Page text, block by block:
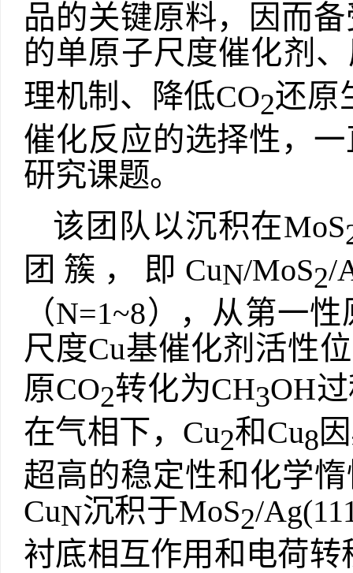
品的关键原料，因而
的单原子尺度催化剂
理机制、降低CO2还原
催化反应的选择性，
研究课题。
该团队以沉积在MoS
团簇，即 CuN/MoS2/
（N=1~8），从第一
尺度Cu基催化剂活性
原CO2转化为CH3OH
在气相下， Cu2和Cu8
超高的稳定性和化学
CuN沉积于MoS2/
衬底相互作用和电荷转